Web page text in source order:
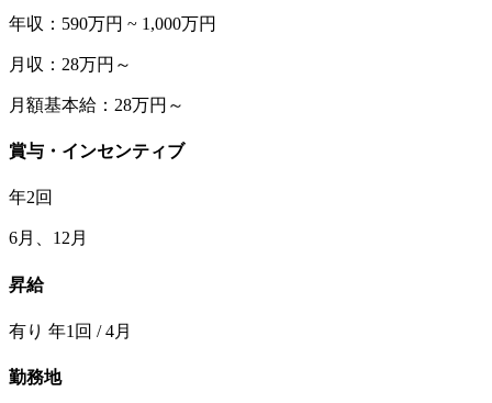
年収：590万円 ~ 1,000万円
月収：28万円～
月額基本給：28万円～
賞与・インセンティブ
年2回
6月、12月
昇給
有り 年1回 / 4月
勤務地